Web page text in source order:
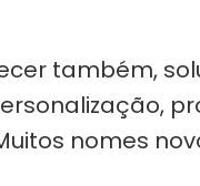
também,
nomes